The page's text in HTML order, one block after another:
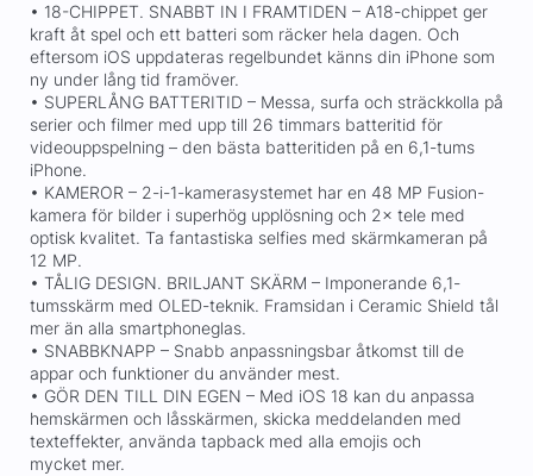
• 18-CHIPPET. SNABBT IN I FRAMTIDEN – A18-chippet ger
kraft åt spel och ett batteri som räcker hela dagen. Och
eftersom iOS uppdateras regelbundet känns din iPhone som
ny under lång tid framöver.
• SUPERLÅNG BATTERITID – Messa, surfa och sträckkolla på
serier och filmer med upp till 26 timmars batteritid för
videouppspelning – den bästa batteritiden på en 6,1-tums
iPhone.
• KAMEROR – 2-i-1-kamerasystemet har en 48 MP Fusion-
kamera för bilder i superhög upplösning och 2× tele med
optisk kvalitet. Ta fantastiska selfies med skärmkameran på
12 MP.
• TÅLIG DESIGN. BRILJANT SKÄRM – Imponerande 6,1-
tumsskärm med OLED-teknik. Framsidan i Ceramic Shield tål
mer än alla smartphoneglas.
• SNABBKNAPP – Snabb anpassningsbar åtkomst till de
appar och funktioner du använder mest.
• GÖR DEN TILL DIN EGEN – Med iOS 18 kan du anpassa
hemskärmen och låsskärmen, skicka meddelanden med
texteffekter, använda tapback med alla emojis och
mycket mer.